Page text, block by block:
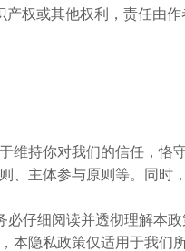
权或其他权利，责任由
维持你对我们的信任，恪
、主体参与原则等。同时
必仔细阅读并透彻理解本
本隐私政策仅适用于我们